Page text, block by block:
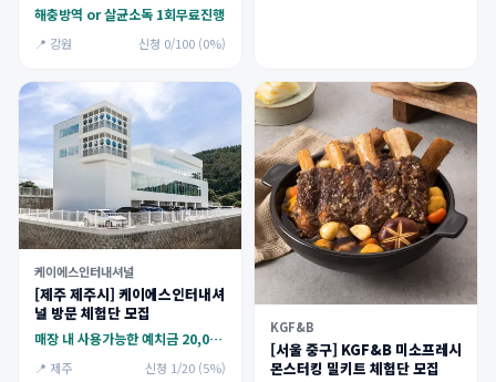
해충방역 or 살균소독 1회무료진행
📍 강원 신청 0/100 (0%)
케이에스인터내셔널
[제주 제주시] 케이에스인터내셔
널 방문 체험단 모집
매장 내 사용가능한 예치금 20,000p + 브랜드 기프트박스 세트
📍 제주 신청 1/20 (5%)
KGF&B
[서울 중구] KGF&B 미소프레시
몬스터킹 밀키트 체험단 모집